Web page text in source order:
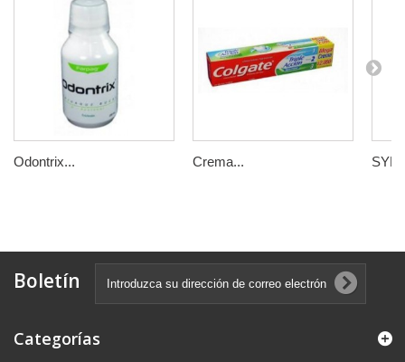
Odontrix... Crema...
Boletín
Categorías